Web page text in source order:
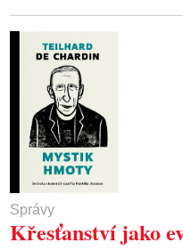
Správy
Křesťanství jako